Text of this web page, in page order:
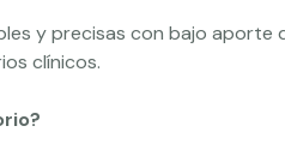
y precisas con bajo aporte
clínicos.